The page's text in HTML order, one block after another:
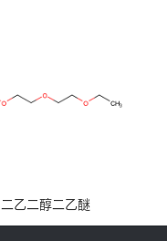
二乙二醇二乙醚